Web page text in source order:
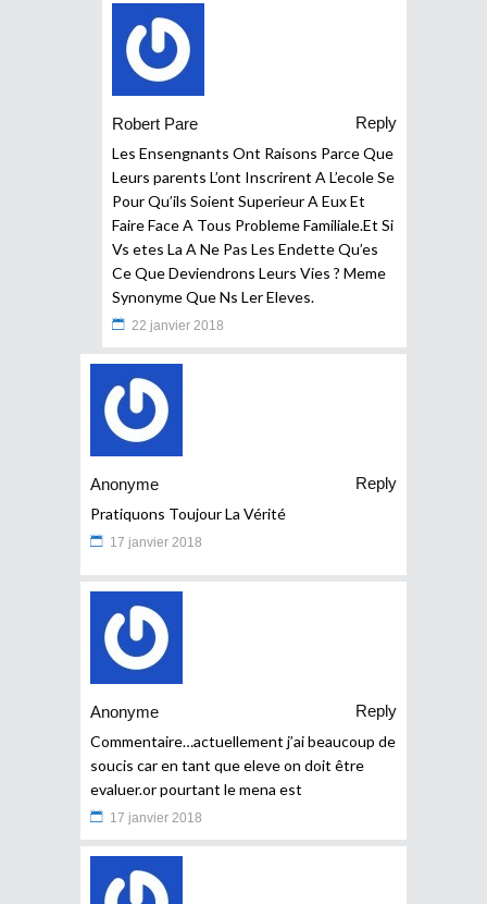
Robert Pare
Reply
Les Ensengnants Ont Raisons Parce Que
Leurs parents L’ont Inscrirent A L’ecole Se
Pour Qu’ils Soient Superieur A Eux Et
Faire Face A Tous Probleme Familiale.Et Si
Vs etes La A Ne Pas Les Endette Qu’es
Ce Que Deviendrons Leurs Vies ? Meme
Synonyme Que Ns Ler Eleves.
22 janvier 2018
Anonyme
Reply
Pratiquons Toujour La Vérité
17 janvier 2018
Anonyme
Reply
Commentaire…actuellement j’ai beaucoup de
soucis car en tant que eleve on doit être
evaluer.or pourtant le mena est
17 janvier 2018